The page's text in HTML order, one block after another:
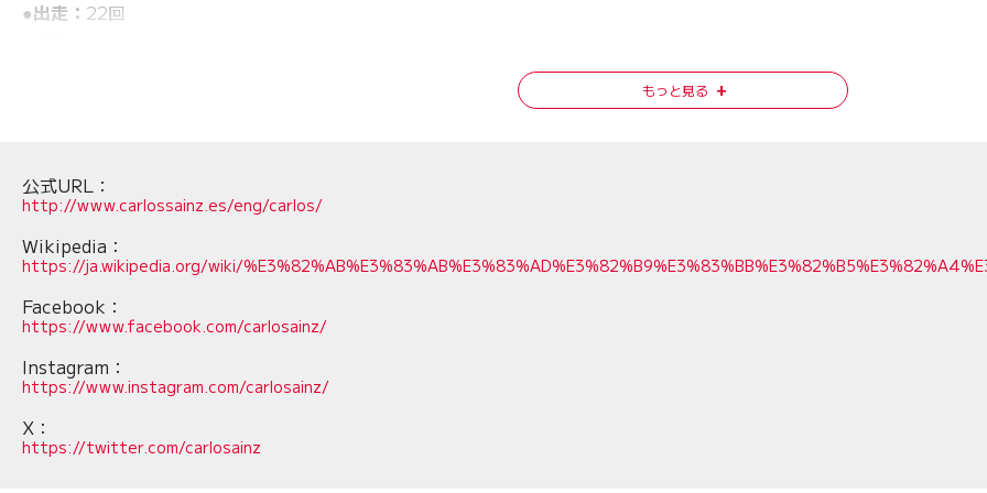
●出走： 22回
●FL：0回
●F1デビュー：2015年第1戦オーストラリアGP
●出走：141回
●優勝：
●PP：0回
もっと見る
公式URL：
http://www.carlossainz.es/eng/carlos/
Wikipedia：
https://ja.wikipedia.org/wiki/
Facebook：
https://www.facebook.com/carlosainz/
Instagram：
https://www.instagram.com/carlosainz/
X：
https://twitter.com/carlosainz